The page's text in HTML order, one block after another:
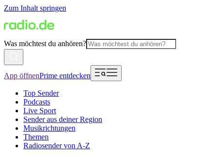
Zum Inhalt springen
Was möchtest du anhören?
App öffnenPrime entdecken
Top Sender
Podcasts
Live Sport
Sender aus deiner Region
Musikrichtungen
Themen
Radiosender von A-Z